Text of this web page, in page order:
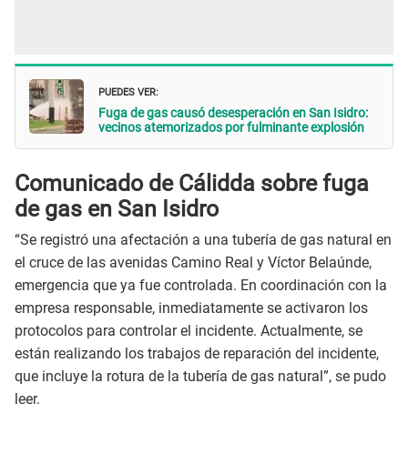
PUEDES VER:
Fuga de gas causó desesperación en San Isidro:
vecinos atemorizados por fulminante explosión
Comunicado de Cálidda sobre fuga
de gas en San Isidro
“Se registró una afectación a una tubería de gas natural en
el cruce de las avenidas Camino Real y Víctor Belaúnde,
emergencia que ya fue controlada. En coordinación con la
empresa responsable, inmediatamente se activaron los
protocolos para controlar el incidente. Actualmente, se
están realizando los trabajos de reparación del incidente,
que incluye la rotura de la tubería de gas natural”, se pudo
leer.